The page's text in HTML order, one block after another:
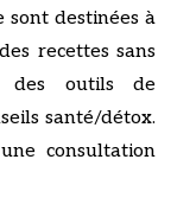
sont destinées à
recettes sans
des outils de
santé/détox.
consultation